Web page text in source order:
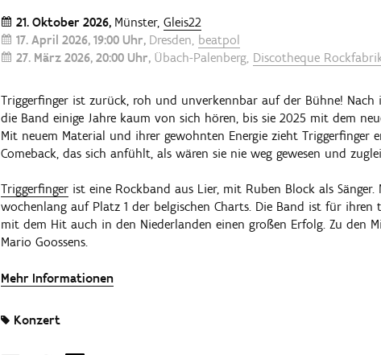
21. Oktober 2026 Münster, Gleis22
17. April 2026 19:00 Uhr Dresden, beatpol
27. März 2026 20:00 Uhr Übach-Palenberg, Discotheque
Triggerfinger ist zurück, roh und unverkennbar auf der Bühne! Nach
die Band einige Jahre kaum von sich hören, bis sie 2025 mit dem
Mit neuem Material und ihrer gewohnten Energie zieht Triggerfinger
Comeback, das sich anfühlt, als wären sie nie weg gewesen und
Triggerfinger ist eine Rockband aus Lier, mit Ruben Block als
wochenlang auf Platz 1 der belgischen Charts. Die Band ist für
mit dem Hit auch in den Niederlanden einen großen Erfolg. Zu den
Mario Goossens.
Mehr Informationen
Konzert